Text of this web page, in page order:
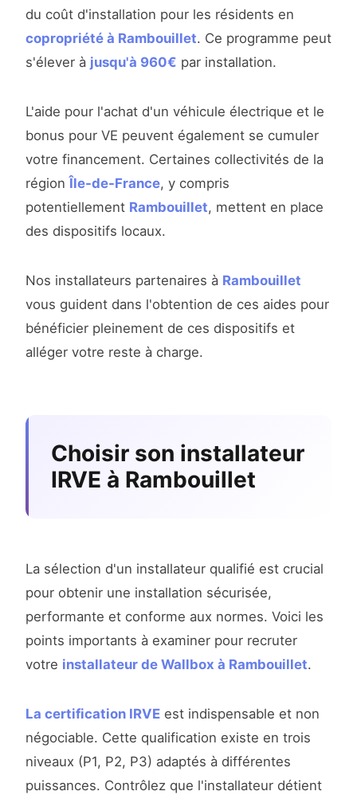
du coût d'installation pour les résidents en
copropriété à Rambouillet. Ce programme peut
s'élever à jusqu'à 960€ par installation.
L'aide pour l'achat d'un véhicule électrique et le
bonus pour VE peuvent également se cumuler
votre financement. Certaines collectivités de la
région Île-de-France, y compris
potentiellement Rambouillet, mettent en place
des dispositifs locaux.
Nos installateurs partenaires à Rambouillet
vous guident dans l'obtention de ces aides pour
bénéficier pleinement de ces dispositifs et
alléger votre reste à charge.
Choisir son installateur
IRVE à Rambouillet
La sélection d'un installateur qualifié est crucial
pour obtenir une installation sécurisée,
performante et conforme aux normes. Voici les
points importants à examiner pour recruter
votre installateur de Wallbox à Rambouillet.
La certification IRVE est indispensable et non
négociable. Cette qualification existe en trois
niveaux (P1, P2, P3) adaptés à différentes
puissances. Contrôlez que l'installateur détient